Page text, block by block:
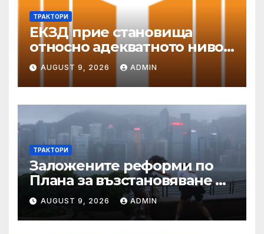
ТРАКТОРИ
ЕКЗД прие становища
относно адекватното ниво
на защита
AUGUST 9, 2026 ADMIN
ТРАКТОРИ
Заложените реформи по
Плана за възстановяване и
устойчивост в част
енергетика са
неизпълними
AUGUST 9, 2026 ADMIN